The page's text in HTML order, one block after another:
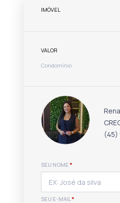
IMÓVEL
VALOR
Condomínio
SEU NOME *
SEU E-MAIL*